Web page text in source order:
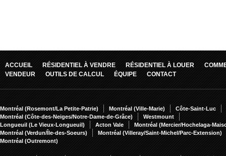
ACCUEIL RÉSIDENTIEL À VENDRE RÉSIDENTIEL À LOUER
VENDEUR
OUTILS DE CALCUL ÉQUIPE CONTACT
Montréal (Rosemont/La Petite-Patrie) Montréal (Ville-Marie)
Côte-Saint-Luc
Montréal (Côte-des-Neiges/Notre-Dame-de-Grâce)
Westmount
Longueuil (Le Vieux-Longueuil)
Acton Vale
Montréal (Mercier/Hochelaga-
Montréal (Verdun/Île-des-Soeurs)
Montréal (Villeray/Saint-Michel/Parc-Extension)
Montréal (Outremont)